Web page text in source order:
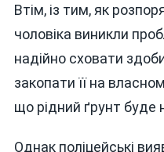
Втім, із тим, як
чоловіка виникли
надійно сховати
закопати її на
що рідний ґрунт буде
Однак поліцейські